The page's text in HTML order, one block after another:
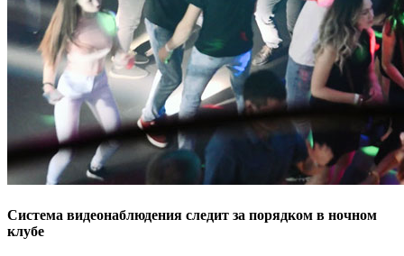
Система видеонаблюдения следит за порядком в ночном
клубе